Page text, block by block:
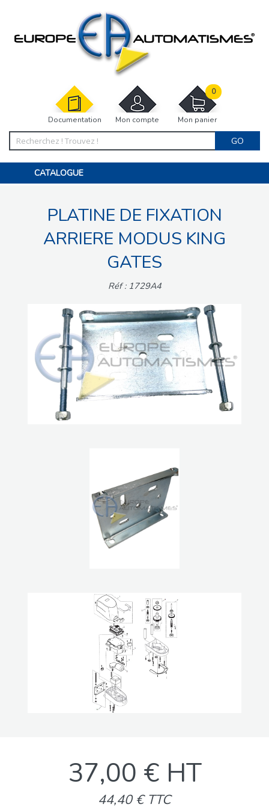
Documentation Mon compte Mon panier
0
GO
CATALOGUE
MOTORISATIONS
ACCESSOIRES ET ELECTRONIQUES
INTERPHONES VISIOPHONES
PLATINE DE FIXATION
ARRIERE MODUS KING
GATES
Réf : 1729A4
37,00 € HT
44,40 € TTC